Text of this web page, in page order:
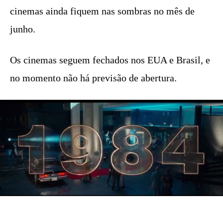
cinemas ainda fiquem nas sombras no mês de
junho.
Os cinemas seguem fechados nos EUA e Brasil, e
no momento não há previsão de abertura.